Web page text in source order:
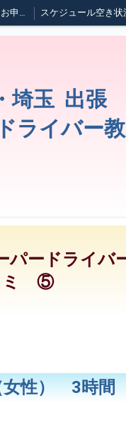
お問い合わせ・お申し込み スケジュール空き状
ついて
埼玉 出張
ライバー
ードライバ
ミ ⑤
性） 3時間